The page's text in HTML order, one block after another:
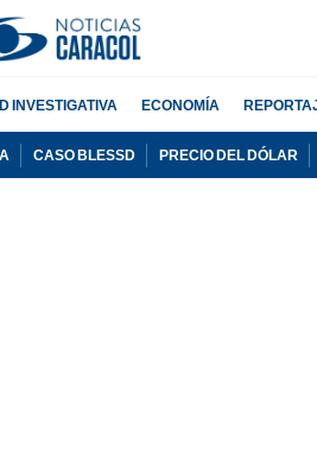
INVESTIGATIVA ECONOMÍA
CASO BLESSD PRECIO DEL DÓLAR